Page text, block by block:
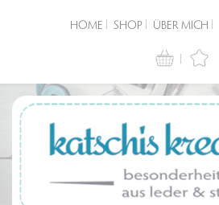
HOME SHOP ÜBER MICH